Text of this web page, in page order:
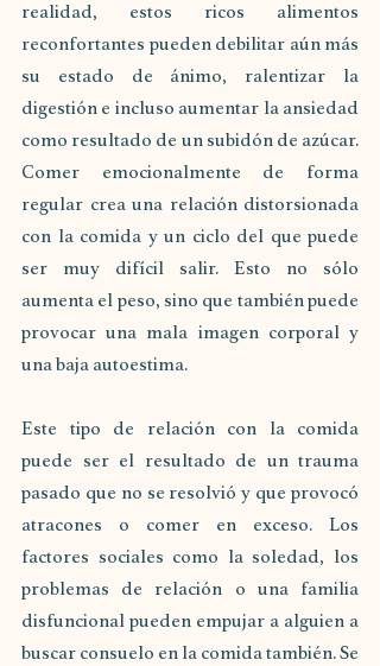
realidad, estos ricos alimentos
reconfortantes pueden debilitar aún más
su estado de ánimo, ralentizar la
digestión e incluso aumentar la ansiedad
como resultado de un subidón de azúcar.
Comer emocionalmente de forma
regular crea una relación distorsionada
con la comida y un ciclo del que puede
ser muy difícil salir. Esto no sólo
aumenta el peso, sino que también puede
provocar una mala imagen corporal y
una baja autoestima.
Este tipo de relación con la comida
puede ser el resultado de un trauma
pasado que no se resolvió y que provocó
atracones o comer en exceso. Los
factores sociales como la soledad, los
problemas de relación o una familia
disfuncional pueden empujar a alguien a
buscar consuelo en la comida también. Se